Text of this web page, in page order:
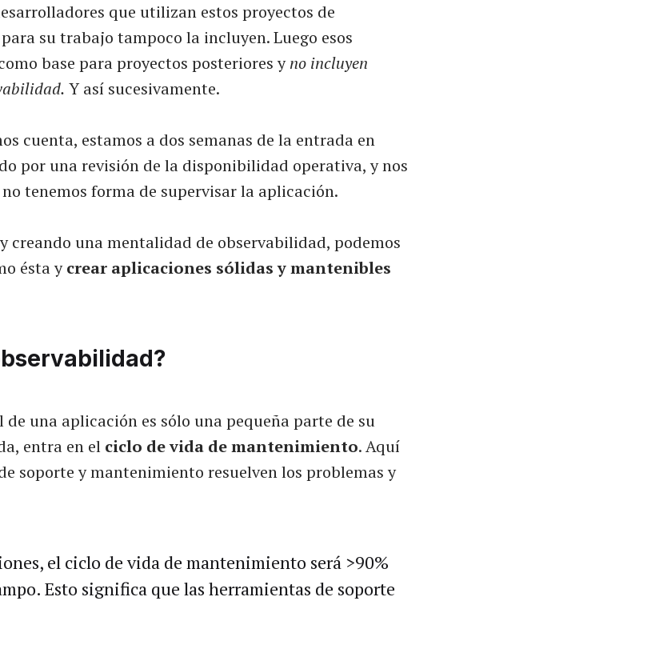
que utilizan estos proyectos de
su trabajo tampoco la incluyen. Luego esos
base para proyectos posteriores yno incluyen
Y así sucesivamente.
cuenta, estamos a dos semanas de la entrada en
por una revisión de la disponibilidad operativa, y nos
tenemos forma de supervisar la aplicación.
creando una mentalidad de observabilidad, podemos
ésta ycrear aplicaciones sólidas y mantenibles
una aplicación es sólo una pequeña parte de su
entra en el ciclo de vida de mantenimiento. Aquí
soporte y mantenimiento resuelven los problemas y
el ciclo de vida de mantenimiento será >90%
Esto significa que las herramientas de soporte